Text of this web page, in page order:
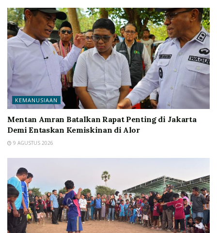
KEMANUSIAAN
Mentan Amran Batalkan Rapat Penting di Jakarta
Demi Entaskan Kemiskinan di Alor
9 AGUSTUS 2026